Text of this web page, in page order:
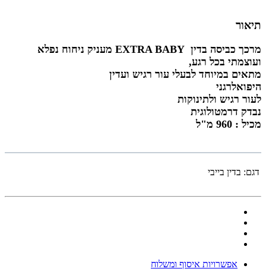
תיאור
מרכך כביסה בדין EXTRA BABY מעניק ניחוח נפלא
ועוצמתי בכל רגע,
מתאים במיוחד לבעלי עור רגיש ועדין
היפואלרגני
לעור רגיש ולתינוקות
נבדק דרמטולוגית
מכיל : 960 מ"ל
דגם: בדין בייבי
אפשרויות איסוף ומשלוח